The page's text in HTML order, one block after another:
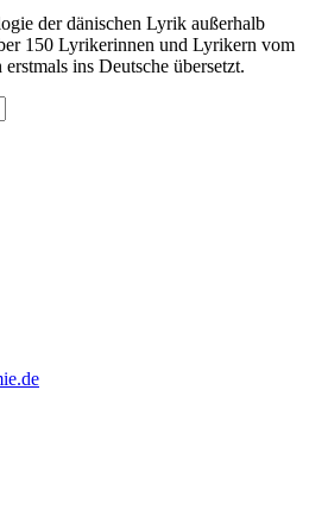
der dänischen Lyrik außerhalb
150 Lyrikerinnen und Lyrikern vom
ins Deutsche übersetzt.